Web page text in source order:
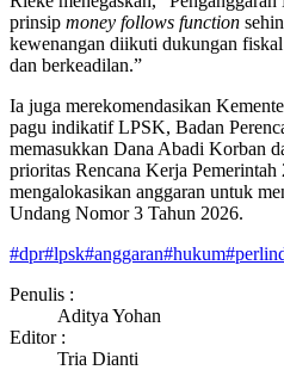
prinsip money follows function
kewenangan diikuti dukungan
dan berkeadilan.”
Ia juga merekomendasikan
pagu indikatif LPSK, Badan
memasukkan Dana Abadi Korban
prioritas Rencana Kerja Pemerintah
mengalokasikan anggaran untuk
Undang Nomor 3 Tahun 2026.
#dpr#lpsk#anggaran#hukum#
Penulis :
Aditya Yohan
Editor :
Tria Dianti